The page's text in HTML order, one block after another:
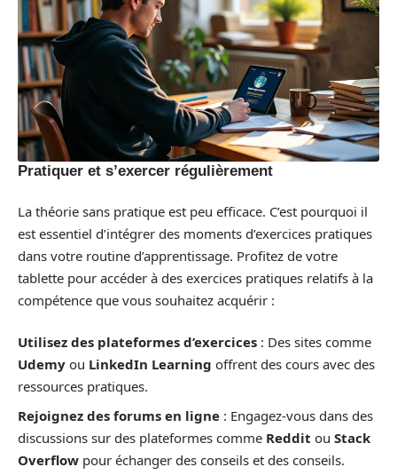
Pratiquer et s’exercer régulièrement
La théorie sans pratique est peu efficace. C’est pourquoi il
est essentiel d’intégrer des moments d’exercices pratiques
dans votre routine d’apprentissage. Profitez de votre
tablette pour accéder à des exercices pratiques relatifs à la
compétence que vous souhaitez acquérir :
Utilisez des plateformes d’exercices : Des sites comme
Udemy ou LinkedIn Learning offrent des cours avec des
ressources pratiques.
Rejoignez des forums en ligne : Engagez-vous dans des
discussions sur des plateformes comme Reddit ou Stack
Overflow pour échanger des conseils et des conseils.